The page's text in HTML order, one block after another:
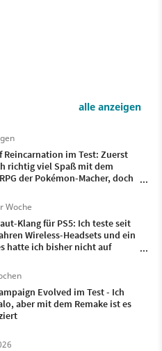
alle anzeigen
Reincarnation im Test: Zuerst
richtig viel Spaß mit dem
der Pokémon-Macher, doch
Woche
Klang für PS5: Ich teste seit
Wireless-Headsets und ein
hatte ich bisher nicht auf
Evolved im Test - Ich
aber mit dem Remake ist es